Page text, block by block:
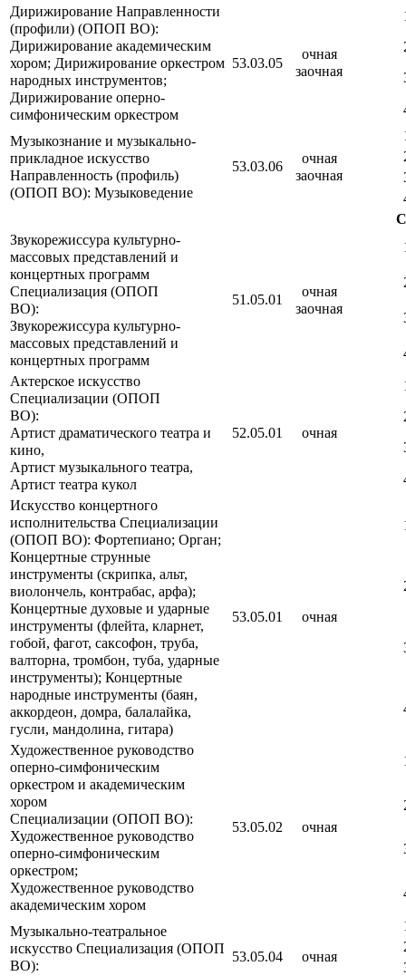
Дирижирование Направленности
(профили) (ОПОП ВО):
Дирижирование академическим
хором; Дирижирование оркестром
народных инструментов;
Дирижирование оперно-
симфоническим оркестром
53.03.05
очная
заочная
Музыкознание и музыкально-
прикладное искусство
Направленность (профиль)
(ОПОП ВО): Музыковедение
53.03.06
очная
заочная
Звукорежиссура культурно-
массовых представлений и
концертных программ
Специализация (ОПОП
ВО):
Звукорежиссура культурно-
массовых представлений и
концертных программ
51.05.01
очная
заочная
Актерское искусство
Специализации (ОПОП
ВО):
Артист драматического театра и
кино,
Артист музыкального театра,
Артист театра кукол
52.05.01 очная
Искусство концертного
исполнительства Специализации
(ОПОП ВО): Фортепиано; Орган;
Концертные струнные
инструменты (скрипка, альт,
виолончель, контрабас, арфа);
Концертные духовые и ударные
инструменты (флейта, кларнет,
гобой, фагот, саксофон, труба,
валторна, тромбон, туба, ударные
инструменты); Концертные
народные инструменты (баян,
аккордеон, домра, балалайка,
гусли, мандолина, гитара)
53.05.01 очная
Художественное руководство
оперно-симфоническим
оркестром и академическим
хором
Специализации (ОПОП ВО):
Художественное руководство
оперно-симфоническим
оркестром;
Художественное руководство
академическим хором
53.05.02 очная
Музыкально-театральное
искусство Специализация (ОПОП
ВО):
53.05.04 очная